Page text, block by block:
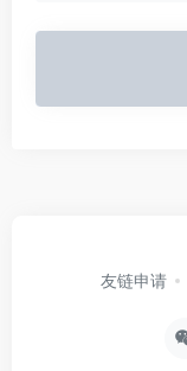
友链申请